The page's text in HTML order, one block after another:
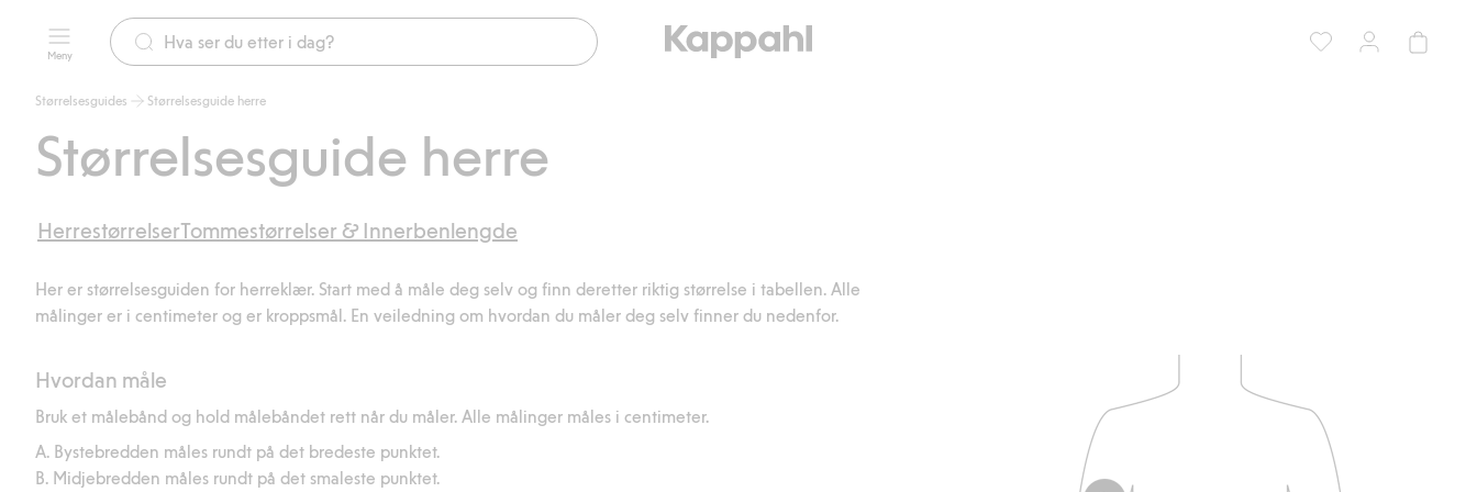
Meny
Størrelsesguides Størrelsesguide herre
Størrelsesguide herre
HerrestørrelserTommestørrelser & Innerbenlengde
Her er størrelsesguiden for herreklær. Start med å måle deg selv og finn deretter riktig størrelse i tabellen. Alle
målinger er i centimeter og er kroppsmål. En veiledning om hvordan du måler deg selv finner du nedenfor.
Hvordan måle
Bruk et målebånd og hold målebåndet rett når du måler. Alle målinger måles i centimeter.
A. Bystebredden måles rundt på det bredeste punktet.
B. Midjebredden måles rundt på det smaleste punktet.